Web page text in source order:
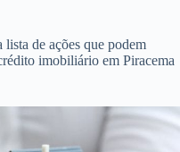
lista de ações que podem
imobiliário em Piracema